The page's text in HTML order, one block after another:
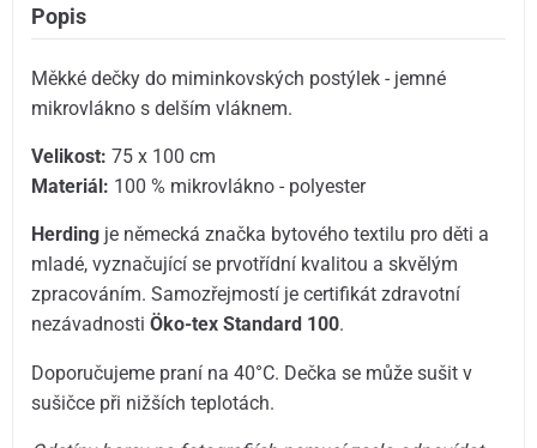
Popis
Měkké dečky do miminkovských postýlek - jemné
mikrovlákno s delším vláknem.
Velikost: 75 x 100 cm
Materiál: 100 % mikrovlákno - polyester
Herding je německá značka bytového textilu pro děti a
mladé, vyznačující se prvotřídní kvalitou a skvělým
zpracováním. Samozřejmostí je certifikát zdravotní
nezávadnostiÖko-tex Standard 100.
Doporučujeme praní na 40°C. Dečka se může sušit v
sušičce při nižších teplotách.